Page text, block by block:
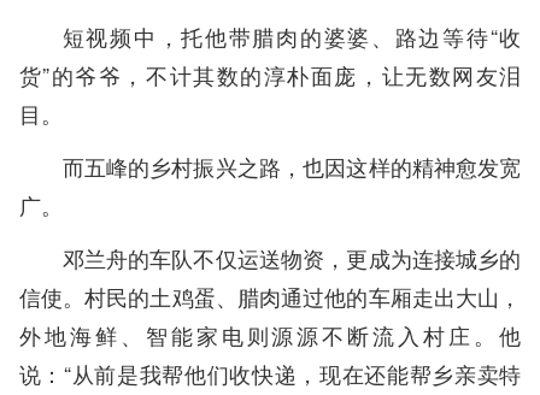
短视频中，托他带腊肉的婆婆、路边等待“收
货”的爷爷，不计其数的淳朴面庞，让无数网友泪
目。
而五峰的乡村振兴之路，也因这样的精神愈发宽
广。
邓兰舟的车队不仅运送物资，更成为连接城乡的
信使。村民的土鸡蛋、腊肉通过他的车厢走出大山，
外地海鲜、智能家电则源源不断流入村庄。他
说：“从前是我帮他们收快递，现在还能帮乡亲卖特